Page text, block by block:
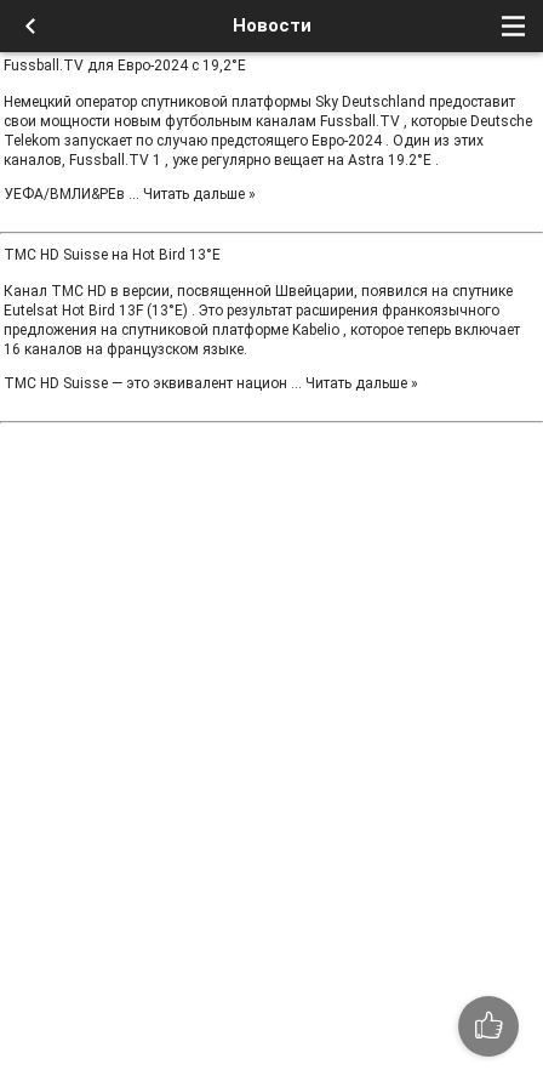
Новости
Fussball.TV для Евро-2024 с 19,2°Е
Немецкий оператор спутниковой платформы Sky Deutschland предоставит
свои мощности новым футбольным каналам Fussball.TV , которые Deutsche
Telekom запускает по случаю предстоящего Евро-2024 . Один из этих
каналов, Fussball.TV 1 , уже регулярно вещает на Astra 19.2°E .
УЕФА/ВМЛИ&РЕв ... Читать дальше »
TMC HD Suisse на Hot Bird 13°E
Канал TMC HD в версии, посвященной Швейцарии, появился на спутнике
Eutelsat Hot Bird 13F (13°E) . Это результат расширения франкоязычного
предложения на спутниковой платформе Kabelio , которое теперь включает
16 каналов на французском языке.
TMC HD Suisse — это эквивалент национ ... Читать дальше »